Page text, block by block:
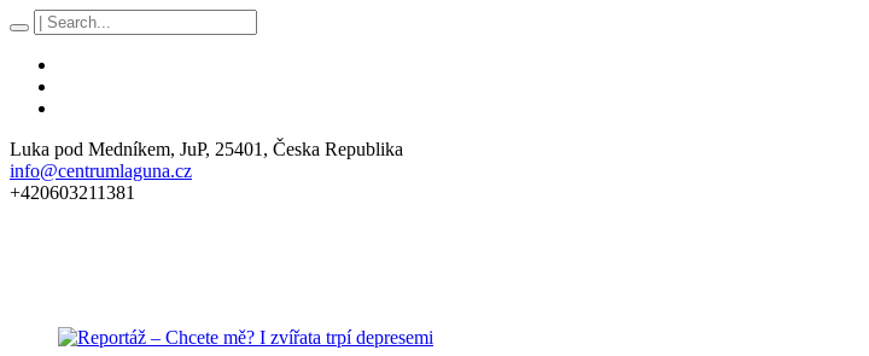
Luka pod Medníkem, JuP, 25401 , Česka Republika
info@centrumlaguna.cz
+420603211381